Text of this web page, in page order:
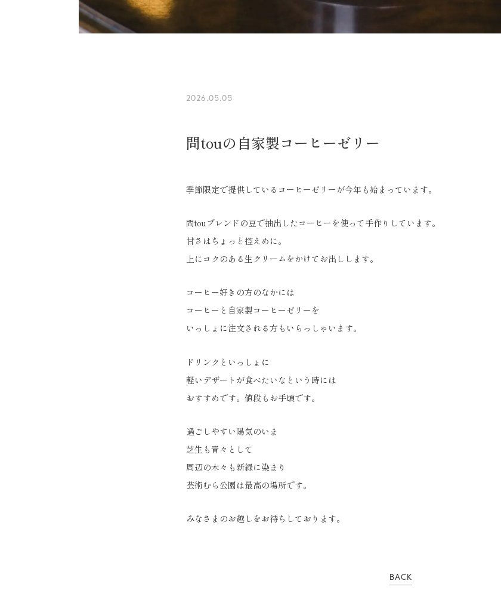
2026.05.05
問touの自家製コーヒーゼリー
季節限定で提供しているコーヒーゼリーが今年も始まっています。
問touブレンドの豆で抽出したコーヒーを使って手作りしています。
甘さはちょっと控えめに。
上にコクのある生クリームをかけてお出しします。
コーヒー好きの方のなかには
コーヒーと自家製コーヒーゼリーを
いっしょに注文される方もいらっしゃいます。
ドリンクといっしょに
軽いデザートが食べたいなという時には
おすすめです。値段もお手頃です。
過ごしやすい陽気のいま
芝生も青々として
周辺の木々も新緑に染まり
芸術むら公園は最高の場所です。
みなさまのお越しをお待ちしております。
BACK